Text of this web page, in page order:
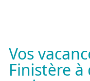
Vos
Finistère